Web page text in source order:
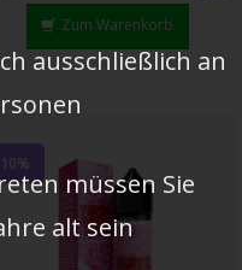
Zum Warenkorb
ausschließlich an
müssen Sie
alt sein